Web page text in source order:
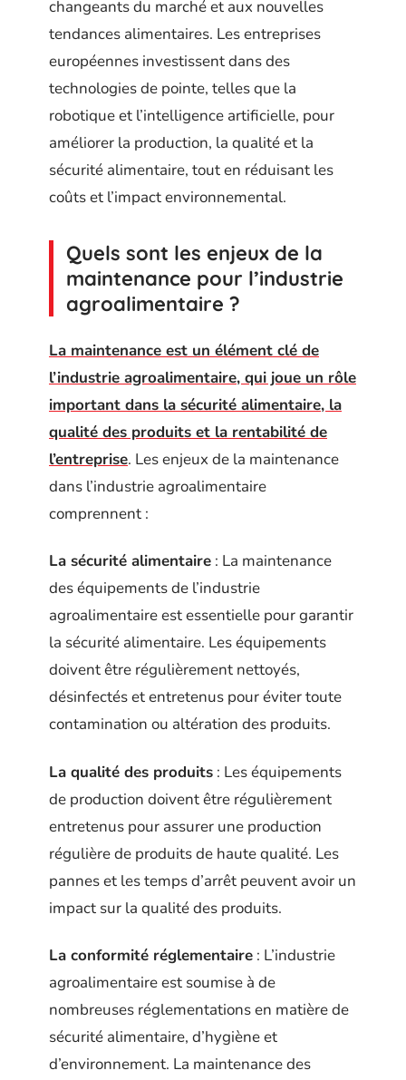
changeants du marché et aux nouvelles
tendances alimentaires. Les entreprises
européennes investissent dans des
technologies de pointe, telles que la
robotique et l’intelligence artificielle, pour
améliorer la production, la qualité et la
sécurité alimentaire, tout en réduisant les
coûts et l’impact environnemental.
Quels sont les enjeux de la
maintenance pour l’industrie
agroalimentaire ?
La maintenance est un élément clé de
l’industrie agroalimentaire, qui joue un rôle
important dans la sécurité alimentaire, la
qualité des produits et la rentabilité de
l’entreprise. Les enjeux de la maintenance
dans l’industrie agroalimentaire
comprennent :
La sécurité alimentaire : La maintenance
des équipements de l’industrie
agroalimentaire est essentielle pour garantir
la sécurité alimentaire. Les équipements
doivent être régulièrement nettoyés,
désinfectés et entretenus pour éviter toute
contamination ou altération des produits.
La qualité des produits : Les équipements
de production doivent être régulièrement
entretenus pour assurer une production
régulière de produits de haute qualité. Les
pannes et les temps d’arrêt peuvent avoir un
impact sur la qualité des produits.
La conformité réglementaire : L’industrie
agroalimentaire est soumise à de
nombreuses réglementations en matière de
sécurité alimentaire, d’hygiène et
d’environnement. La maintenance des